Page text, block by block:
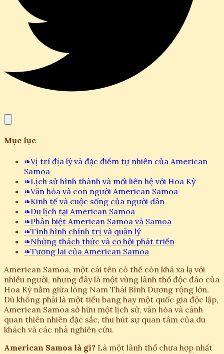
Mục lục
❧Vị trí địa lý và đặc điểm tự nhiên của American
Samoa
❧Lịch sử hình thành và mối liên hệ với Hoa Kỳ
❧Văn hóa và con người American Samoa
❧Kinh tế và cuộc sống của người dân
❧Du lịch tại American Samoa
❧Phân biệt American Samoa và Samoa
❧Tình hình chính trị và quản lý
❧Những thách thức và cơ hội phát triển
❧Tương lai của American Samoa
American Samoa, một cái tên có thể còn khá xa lạ với
nhiều người, nhưng đây là một vùng lãnh thổ độc đáo của
Hoa Kỳ nằm giữa lòng Nam Thái Bình Dương rộng lớn.
Dù không phải là một tiểu bang hay một quốc gia độc lập,
American Samoa sở hữu một lịch sử, văn hóa và cảnh
quan thiên nhiên đặc sắc, thu hút sự quan tâm của du
khách và các nhà nghiên cứu.
American Samoa là gì? Là một lãnh thổ chưa hợp nhất